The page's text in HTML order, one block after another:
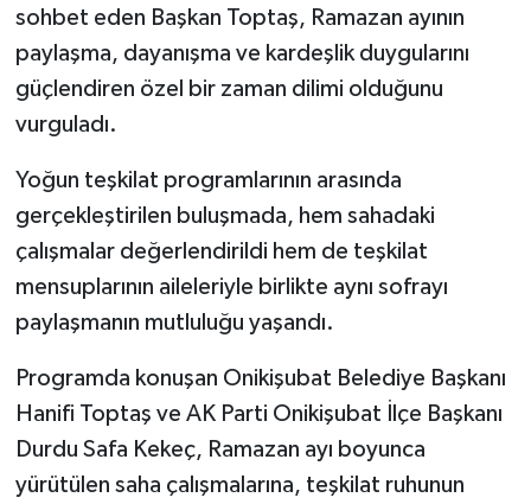
sohbet eden Başkan Toptaş, Ramazan ayının
paylaşma, dayanışma ve kardeşlik duygularını
güçlendiren özel bir zaman dilimi olduğunu
vurguladı.
Yoğun teşkilat programlarının arasında
gerçekleştirilen buluşmada, hem sahadaki
çalışmalar değerlendirildi hem de teşkilat
mensuplarının aileleriyle birlikte aynı sofrayı
paylaşmanın mutluluğu yaşandı.
Programda konuşan Onikişubat Belediye Başkanı
Hanifi Toptaş ve AK Parti Onikişubat İlçe Başkanı
Durdu Safa Kekeç, Ramazan ayı boyunca
yürütülen saha çalışmalarına, teşkilat ruhunun